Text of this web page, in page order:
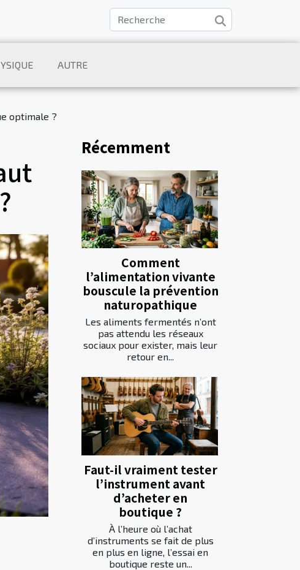
AUTRE
optimale ?
Récemment
Comment
l’alimentation vivante
bouscule la prévention
naturopathique
Les aliments fermentés n’ont
pas attendu les réseaux
sociaux pour exister, mais leur
retour en...
Faut-il vraiment tester
l’instrument avant
d’acheter en
boutique ?
À l’heure où l’achat
d’instruments se fait de plus
en plus en ligne, l’essai en
boutique reste un...